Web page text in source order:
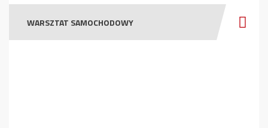
WARSZTAT SAMOCHODOWY